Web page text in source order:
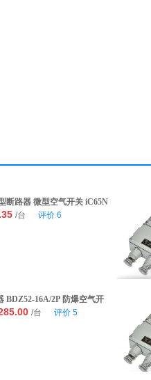
断路器 微型空气开关 iC65N
/台 评价 6
BDZ52-16A/2P 防爆空气开
/台 评价 5